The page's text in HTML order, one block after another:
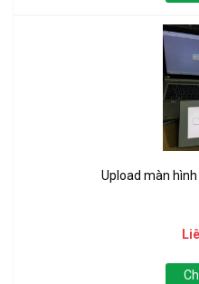
Upload màn